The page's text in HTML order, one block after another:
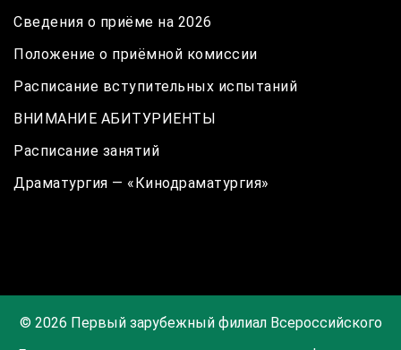
Сведения о приёме на 2026
Положение о приёмной комиссии
Расписание вступительных испытаний
ВНИМАНИЕ АБИТУРИЕНТЫ
Расписание занятий
Драматургия — «Кинодраматургия»
© 2026 Первый зарубежный филиал Всероссийского